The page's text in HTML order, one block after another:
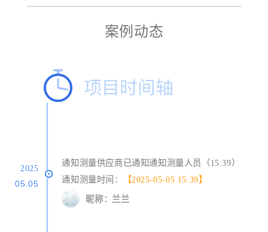
案例动态
2025
05.05
通知测量供应商已通知通知测量人员（15:39）
通知测量时间：
【2025-05-05 15:39】
昵称：兰兰